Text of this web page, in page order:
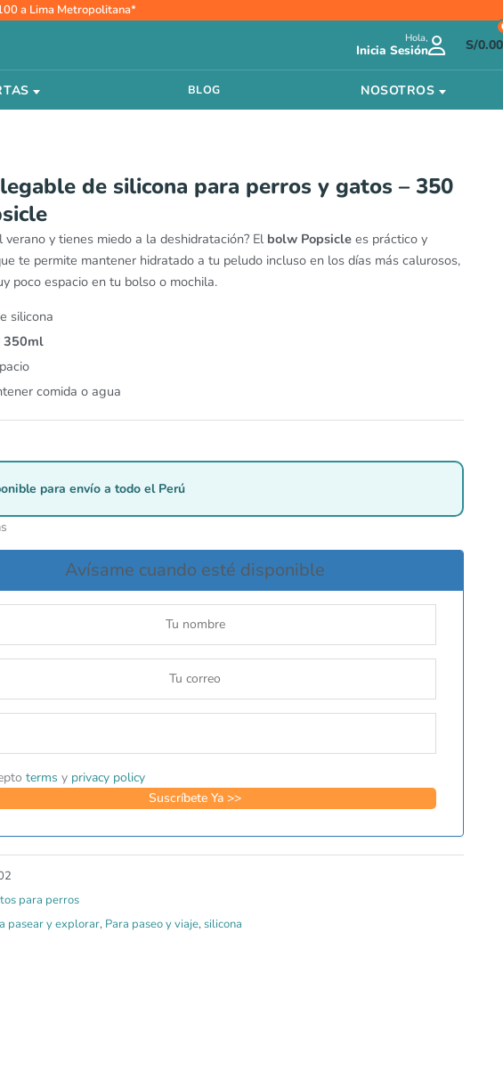
a Lima Metropolitana*
Hola,
Inicia Sesión S/0.00
BLOG NOSOTROS
de silicona para perros y gatos – 350
verano y tienes miedo a la deshidratación? Elbolw Popsicle es práctico y
te permite mantener hidratado a tu peludo incluso en los días más calurosos,
poco espacio en tu bolso o mochila.
silicona
350ml
comida o agua
para envío a todo el Perú
Avísame cuando esté disponible
terms y privacy policy
para perros
pasear y explorar, Para paseo y viaje,silicona